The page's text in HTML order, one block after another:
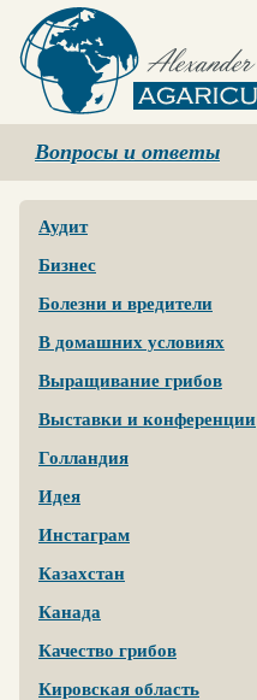
Agaricus.ru
Вопросы и ответы
Аудит
Бизнес
Болезни и вредители
В домашних условиях
Выращивание грибов
Выставки и конференции
Голландия
Идея
Инстаграм
Казахстан
Канада
Качество грибов
Кировская область